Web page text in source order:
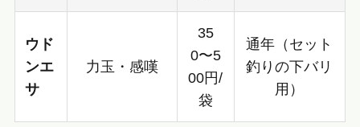
ウド
ンエ
サ
力玉・感嘆
35
0〜5
00円/
袋
通年（セット
釣りの下バリ
用）